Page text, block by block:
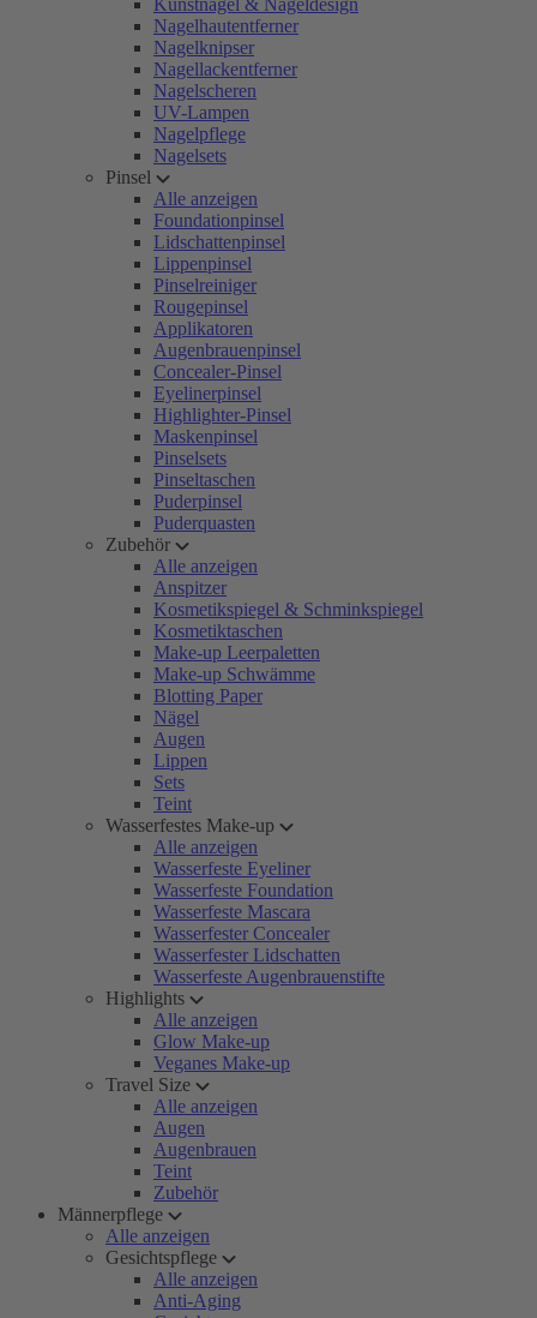
Kunstnägel & Nageldesign
Nagelhautentferner
Nagelknipser
Nagellackentferner
Nagelscheren
UV-Lampen
Nagelpflege
Nagelsets
Pinsel
Alle anzeigen
Foundationpinsel
Lidschattenpinsel
Lippenpinsel
Pinselreiniger
Rougepinsel
Applikatoren
Augenbrauenpinsel
Concealer-Pinsel
Eyelinerpinsel
Highlighter-Pinsel
Maskenpinsel
Pinselsets
Pinseltaschen
Puderpinsel
Puderquasten
Zubehör
Alle anzeigen
Anspitzer
Kosmetikspiegel & Schminkspiegel
Kosmetiktaschen
Make-up Leerpaletten
Make-up Schwämme
Blotting Paper
Nägel
Augen
Lippen
Sets
Teint
Wasserfestes Make-up
Alle anzeigen
Wasserfeste Eyeliner
Wasserfeste Foundation
Wasserfeste Mascara
Wasserfester Concealer
Wasserfester Lidschatten
Wasserfeste Augenbrauenstifte
Highlights
Alle anzeigen
Glow Make-up
Veganes Make-up
Travel Size
Alle anzeigen
Augen
Augenbrauen
Teint
Zubehör
Männerpflege
Alle anzeigen
Gesichtspflege
Alle anzeigen
Anti-Aging